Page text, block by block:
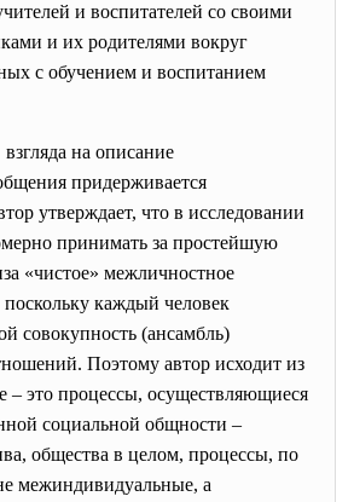
и воспитателей со своими
и их родителями вокруг
с обучением и воспитанием
на описание
придерживается
утверждает, что в исследовании
принимать за простейшую
«чистое» межличностное
каждый человек
совокупность (ансамбль)
Поэтому автор исходит из
– это процессы, осуществляющиеся
социальной общности –
общества в целом, процессы, по
межиндивидуальные, а